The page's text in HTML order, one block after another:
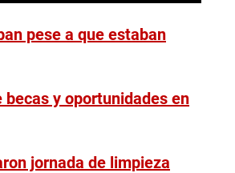
pese a que estaban
y oportunidades en
jornada de limpieza